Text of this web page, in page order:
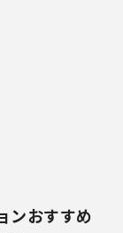
ンおすすめ